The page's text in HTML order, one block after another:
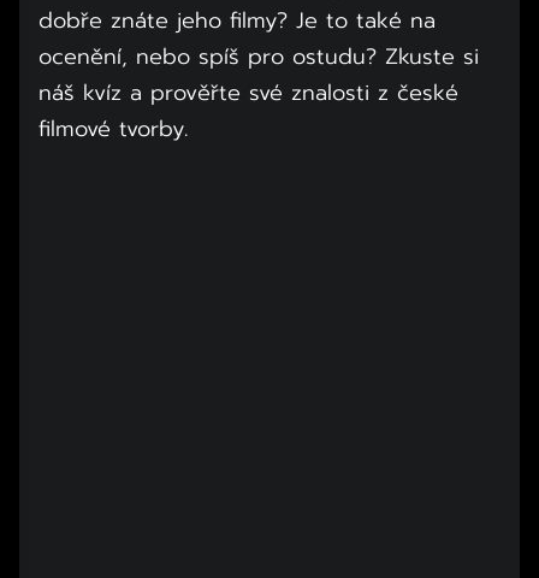
dobře znáte jeho filmy? Je to také na
ocenění, nebo spíš pro ostudu? Zkuste si
náš kvíz a prověřte své znalosti z české
filmové tvorby.